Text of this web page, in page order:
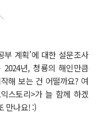
부 계획’에 대한 설문조사
2024년, 청룡의 해인만큼
해 보는 건 어떨까요? 여
스토리>가 늘 함께 하겠
만나요! :)